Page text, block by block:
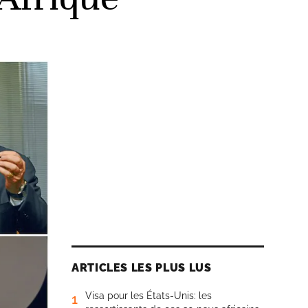
ARTICLES LES PLUS LUS
1
Visa pour les États-Unis: les